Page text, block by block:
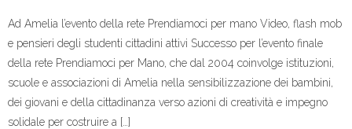
Ad Amelia l’evento della rete Prendiamoci per mano Video, flash mob
e pensieri degli studenti cittadini attivi Successo per l’evento finale
della rete Prendiamoci per Mano, che dal 2004 coinvolge istituzioni,
scuole e associazioni di Amelia nella sensibilizzazione dei bambini,
dei giovani e della cittadinanza verso azioni di creatività e impegno
solidale per costruire a […]